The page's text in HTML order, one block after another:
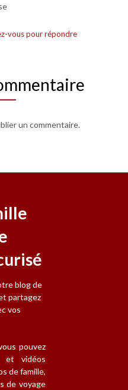
vous pour répondre
un commentaire.
blog de
partagez
vos
pouvez
et vidéos
de famille,
de voyage